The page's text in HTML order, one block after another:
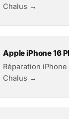
Chalus →
Apple iPhone 16
Réparation iPhone
Chalus →